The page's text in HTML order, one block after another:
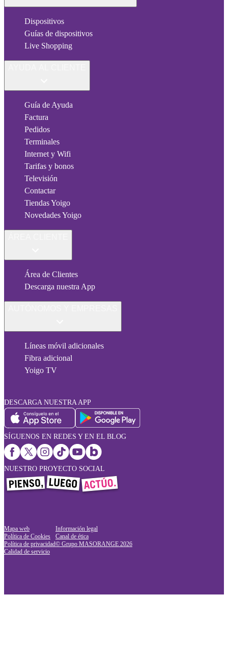
Dispositivos
Guías de dispositivos
Live Shopping
Guía de Ayuda
Factura
Pedidos
Terminales
Internet y Wifi
Tarifas y bonos
Televisión
Contactar
Tiendas Yoigo
Novedades Yoigo
Área de Clientes
Descarga nuestra App
Líneas móvil adicionales
Fibra adicional
Yoigo TV
DESCARGA NUESTRA APP
SÍGUENOS EN REDES Y EN EL BLOG
NUESTRO PROYECTO SOCIAL
Mapa web
Política de Cookies
Política de privacidad
Calidad de servicio
Información legal
Canal de ética
© Grupo MASORANGE 2026